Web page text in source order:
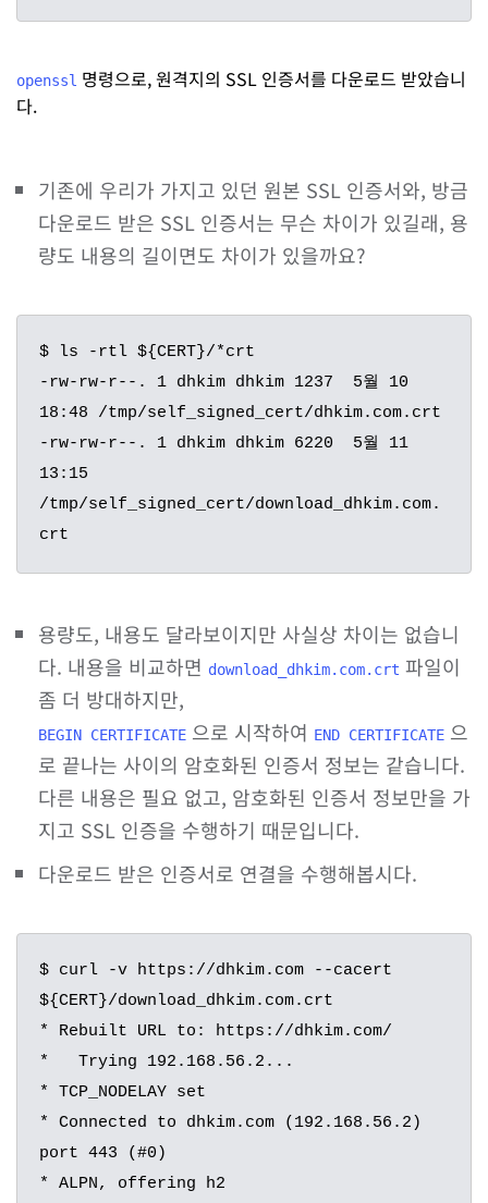
openssl 명령으로, 원격지의 SSL 인증서를 다운로드 받았습니
다.
기존에 우리가 가지고 있던 원본 SSL 인증서와, 방금
다운로드 받은 SSL 인증서는 무슨 차이가 있길래, 용
량도 내용의 길이면도 차이가 있을까요?
$ ls -rtl ${CERT}/*crt
-rw-rw-r--. 1 dhkim dhkim 1237  5월 10
18:48 /tmp/self_signed_cert/dhkim.com.crt
-rw-rw-r--. 1 dhkim dhkim 6220  5월 11
13:15
/tmp/self_signed_cert/download_dhkim.com.
crt
용량도, 내용도 달라보이지만 사실상 차이는 없습니
다. 내용을 비교하면 download_dhkim.com.crt 파일이
좀 더 방대하지만,
BEGIN CERTIFICATE 으로 시작하여 END CERTIFICATE 으
로 끝나는 사이의 암호화된 인증서 정보는 같습니다.
다른 내용은 필요 없고, 암호화된 인증서 정보만을 가
지고 SSL 인증을 수행하기 때문입니다.
다운로드 받은 인증서로 연결을 수행해봅시다.
$ curl -v https://dhkim.com --cacert
${CERT}/download_dhkim.com.crt
* Rebuilt URL to: https://dhkim.com/
*   Trying 192.168.56.2...
* TCP_NODELAY set
* Connected to dhkim.com (192.168.56.2)
port 443 (#0)
* ALPN, offering h2